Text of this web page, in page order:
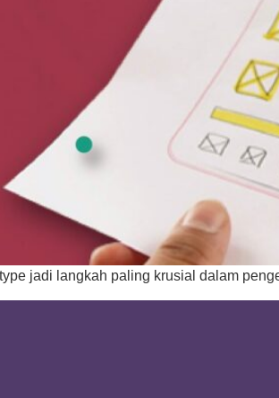
jadi langkah paling krusial dalam